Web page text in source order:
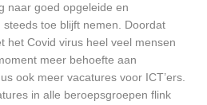
naar goed opgeleide en
steeds toe blijft nemen. Doordat
het Covid virus heel veel mensen
meer behoefte aan
ook meer vacatures voor ICT’ers.
in alle beroepsgroepen flink